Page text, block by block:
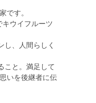
です。
ウイフルーツ
し、人間らしく
こと。満足して
いを後継者に伝